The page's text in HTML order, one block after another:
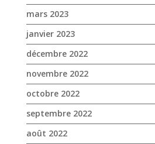
mars 2023
janvier 2023
décembre 2022
novembre 2022
octobre 2022
septembre 2022
août 2022